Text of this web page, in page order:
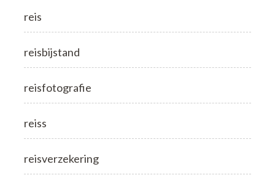
reis
reisbijstand
reisfotografie
reiss
reisverzekering